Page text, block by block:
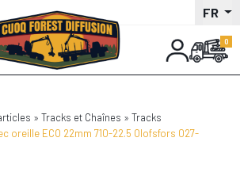
FR
Tracks et Chaînes
Tracks
oreille ECO 22mm 710-22.5 Olofsfors 027-